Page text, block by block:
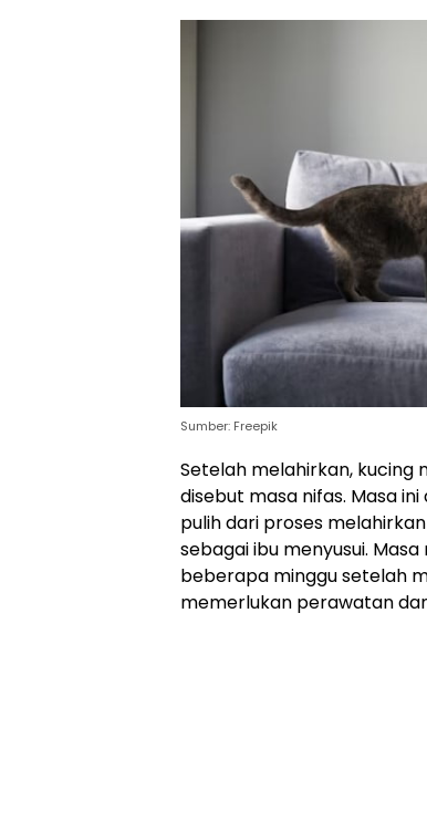
Sumber: Freepik
Setelah melahirkan, kucing
disebut masa nifas. Masa
pulih dari proses
sebagai ibu menyusui.
beberapa minggu setelah
memerlukan perawatan